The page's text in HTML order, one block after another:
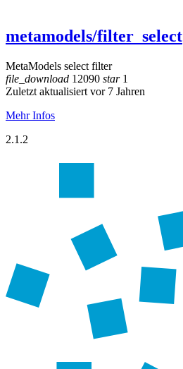
metamodels/filter_select
MetaModels select filter
file_download 12090 star1
Zuletzt aktualisiert vor 7 Jahren
Mehr Infos
2.1.2